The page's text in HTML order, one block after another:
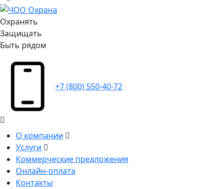
Охранять
Защищать
Быть рядом
+7 (800) 550-40-72
О компании
Услуги
Коммерческие предложения
Онлайн-оплата
Контакты